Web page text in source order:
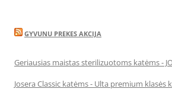
GYVUNU PREKES AKCIJA
Geriausias maistas sterilizuotoms katėms -
Josera Classic katėms - Ulta premium klasės